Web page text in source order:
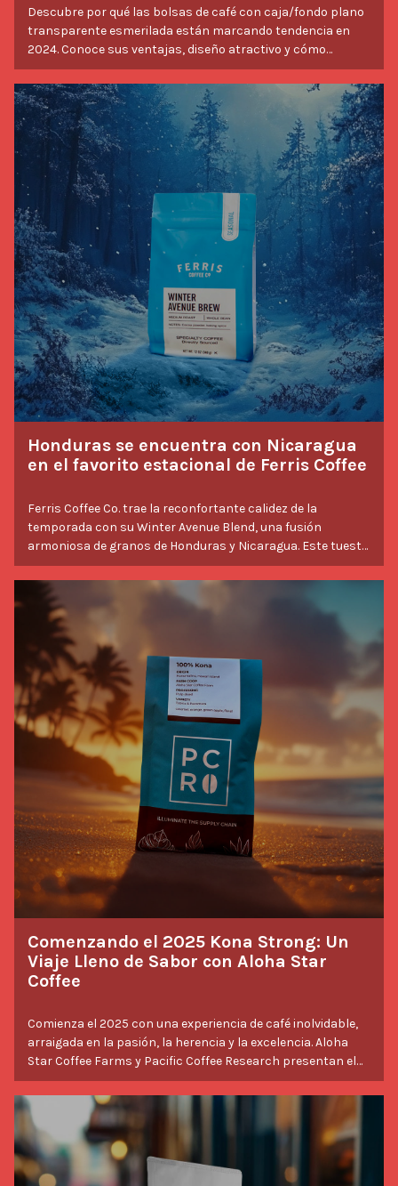
Descubre por qué las bolsas de café con caja/fondo plano
transparente esmerilada están marcando tendencia en
2024. Conoce sus ventajas, diseño atractivo y cómo
pueden elevar tu marca de café.
Savor Stories
Honduras se encuentra con Nicaragua
en el favorito estacional de Ferris Coffee
Ferris Coffee Co. trae la reconfortante calidez de la
temporada con su Winter Avenue Blend, una fusión
armoniosa de granos de Honduras y Nicaragua. Este tueste
medio está diseñado para resaltar sabores ricos y suaves
que combinan perfectamente con las mañanas de invierno
o las noches festivas. Un clásico estacional, esta mezcla
encapsula la dedicación de Ferris Coffee a la calidad y el
abastecimiento sostenible, ofreciendo a los amantes del
café una experiencia tan ética como deliciosa.
Savor Stories
Comenzando el 2025 Kona Strong: Un
Viaje Lleno de Sabor con Aloha Star
Coffee
Comienza el 2025 con una experiencia de café inolvidable,
arraigada en la pasión, la herencia y la excelencia. Aloha
Star Coffee Farms y Pacific Coffee Research presentan el
galardonado Aloha Star Canela, un café de Kona que está
conquistando corazones y paladares. Aquí te contamos
por qué esta mezcla es la manera perfecta de comenzar el
año con fuerza.
Saborear historias